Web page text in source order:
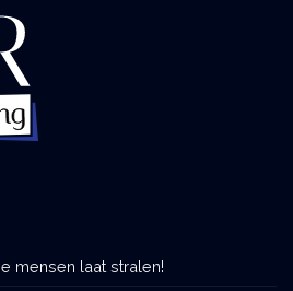
mensen laat stralen!